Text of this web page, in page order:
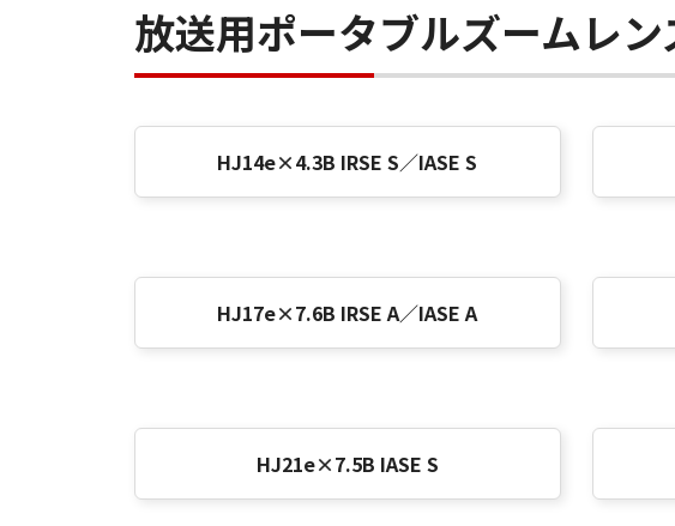
放送用ポータブルズームレン
HJ14e×4.3B IRSE S／IASE S
HJ17e×7.6B IRSE A／IASE A
HJ21e×7.5B IASE S